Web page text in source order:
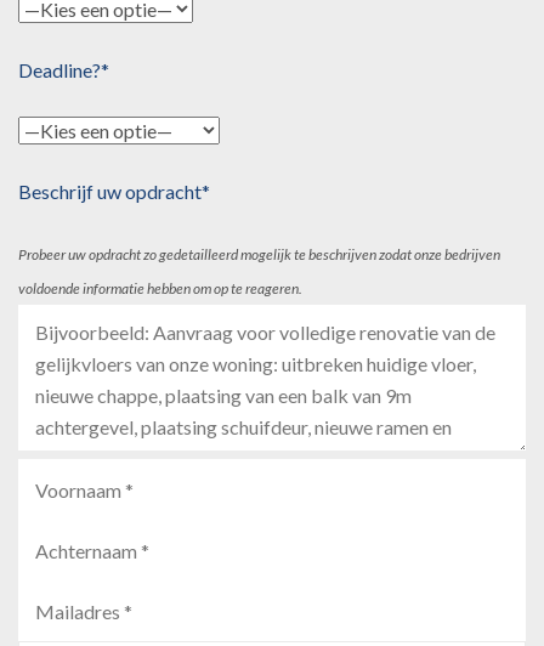
Deadline?*
Beschrijf uw opdracht*
Probeer uw opdracht zo gedetailleerd mogelijk te beschrijven zodat onze bedrijven
voldoende informatie hebben om op te reageren.